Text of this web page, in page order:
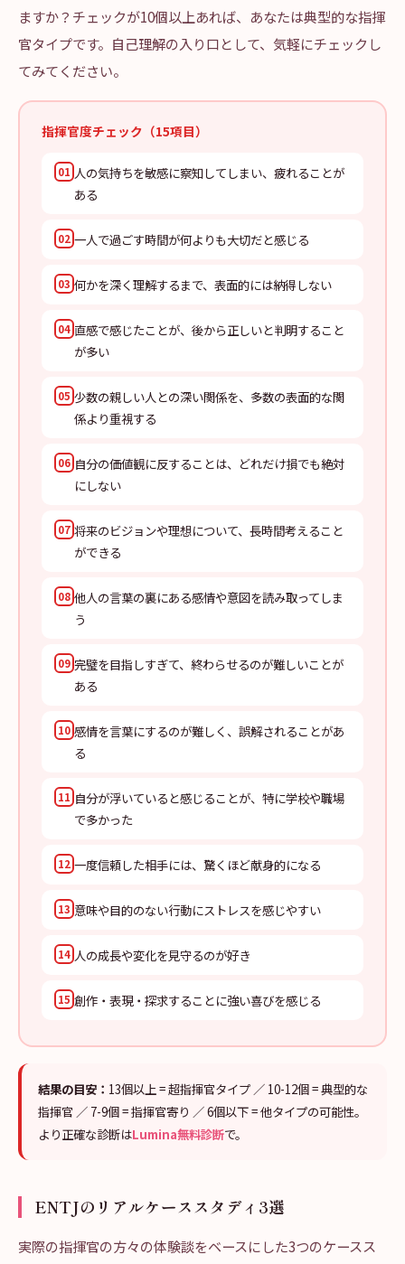
ますか？チェックが10個以上あれば、あなたは典型的な指揮
官タイプです。自己理解の入り口として、気軽にチェックし
てみてください。
指揮官度チェック（15項目）
01 人の気持ちを敏感に察知してしまい、疲れることが
ある
02 一人で過ごす時間が何よりも大切だと感じる
03 何かを深く理解するまで、表面的には納得しない
04 直感で感じたことが、後から正しいと判明すること
が多い
05 少数の親しい人との深い関係を、多数の表面的な関
係より重視する
06 自分の価値観に反することは、どれだけ損でも絶対
にしない
07 将来のビジョンや理想について、長時間考えること
ができる
08 他人の言葉の裏にある感情や意図を読み取ってしま
う
09 完璧を目指しすぎて、終わらせるのが難しいことが
ある
10 感情を言葉にするのが難しく、誤解されることがあ
る
11 自分が浮いていると感じることが、特に学校や職場
で多かった
12 一度信頼した相手には、驚くほど献身的になる
13 意味や目的のない行動にストレスを感じやすい
14 人の成長や変化を見守るのが好き
15 創作・表現・探求することに強い喜びを感じる
結果の目安： 13個以上 = 超指揮官タイプ ／ 10-12個 = 典型的な
指揮官 ／ 7-9個 = 指揮官寄り ／ 6個以下 = 他タイプの可能性。
より正確な診断はLumina無料診断で。
ENTJのリアルケーススタディ3選
実際の指揮官の方々の体験談をベースにした3つのケースス